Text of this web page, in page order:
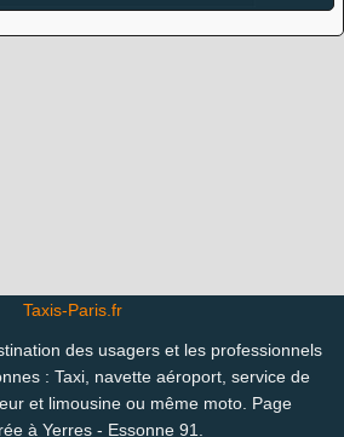
Taxis-Paris.fr
des usagers et les professionnels
: Taxi, navette aéroport, service de
et limousine ou même moto. Page
à Yerres - Essonne 91.